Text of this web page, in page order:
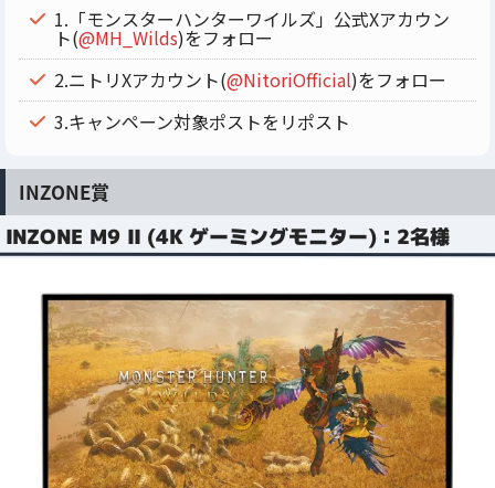
1.「モンスターハンターワイルズ」公式Xアカウン
ト(@MH_Wilds)をフォロー
2.ニトリXアカウント(@NitoriOfficial)をフォロー
3.キャンペーン対象ポストをリポスト
INZONE賞
INZONE M9 II (4K ゲーミングモニター)：2名様